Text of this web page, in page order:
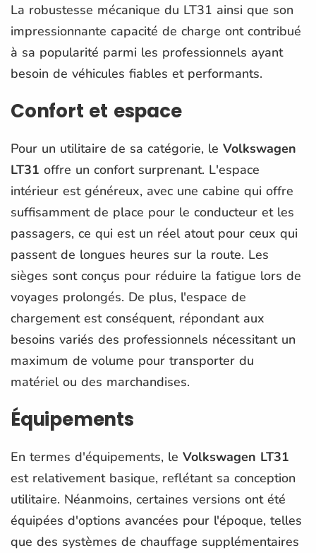
La robustesse mécanique du LT31 ainsi que son
impressionnante capacité de charge ont contribué
à sa popularité parmi les professionnels ayant
besoin de véhicules fiables et performants.
Confort et espace
Pour un utilitaire de sa catégorie, le Volkswagen
LT31 offre un confort surprenant. L'espace
intérieur est généreux, avec une cabine qui offre
suffisamment de place pour le conducteur et les
passagers, ce qui est un réel atout pour ceux qui
passent de longues heures sur la route. Les
sièges sont conçus pour réduire la fatigue lors de
voyages prolongés. De plus, l'espace de
chargement est conséquent, répondant aux
besoins variés des professionnels nécessitant un
maximum de volume pour transporter du
matériel ou des marchandises.
Équipements
En termes d'équipements, le Volkswagen LT31
est relativement basique, reflétant sa conception
utilitaire. Néanmoins, certaines versions ont été
équipées d'options avancées pour l'époque, telles
que des systèmes de chauffage supplémentaires